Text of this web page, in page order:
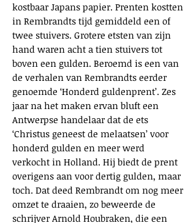
kostbaar Japans papier. Prenten kostten
in Rembrandts tijd gemiddeld een of
twee stuivers. Grotere etsten van zijn
hand waren acht a tien stuivers tot
boven een gulden. Beroemd is een van
de verhalen van Rembrandts eerder
genoemde ‘Honderd guldenprent’. Zes
jaar na het maken ervan bluft een
Antwerpse handelaar dat de ets
‘Christus geneest de melaatsen’ voor
honderd gulden en meer werd
verkocht in Holland. Hij biedt de prent
overigens aan voor dertig gulden, maar
toch. Dat deed Rembrandt om nog meer
omzet te draaien, zo beweerde de
schrijver Arnold Houbraken, die een